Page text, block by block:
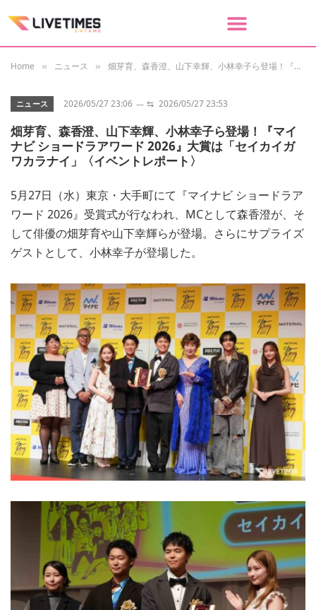
Home » ニュース » 畑芽育、森香澄、山下幸輝、小林幸子ら登場！『マイナビ ショードラアワード 2026』大賞は「セイカイガワカラナイ」〈イベントレポート〉
ニュース 2026/05/27 23:06 ⇆ 2026/05/27 23:53
畑芽育、森香澄、山下幸輝、小林幸子ら登場！『マイ
ナビ ショードラアワード 2026』大賞は「セイカイガ
ワカラナイ」〈イベントレポート〉
5月27日（水）東京・大手町にて『マイナビ ショードラア
ワード 2026』受賞式が行なわれ、MCとして森香澄が、そ
して俳優の畑芽育や山下幸輝らが登場。さらにサプライズ
ゲストとして、小林幸子が登場した。